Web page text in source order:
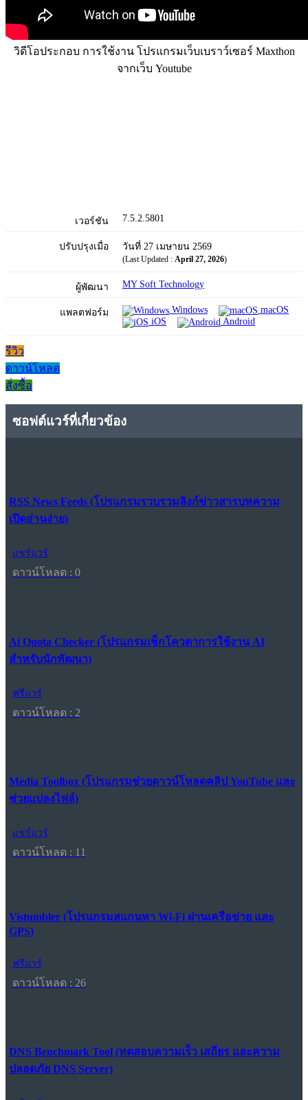
วิดีโอประกอบ การใช้งาน โปรแกรมเว็บเบราว์เซอร์ Maxthon
จากเว็บ Youtube
เวอร์ชัน 7.5.2.5801
ปรับปรุงเมื่อ วันที่ 27 เมษายน 2569
(Last Updated : April 27, 2026)
ผู้พัฒนา MY Soft Technology
แพลตฟอร์ม Windows
macOS
iOS
Android
รีวิว
ดาวน์โหลด
สั่งซื้อ
ซอฟต์แวร์ที่เกี่ยวข้อง
RSS News Feeds (โปรแกรมรวบรวมลิงก์ข่าวสารบทความ
เปิดอ่านง่าย)
แชร์แวร์
ดาวน์โหลด : 0
Ai Quota Checker (โปรแกรมเช็กโควตาการใช้งาน AI
สำหรับนักพัฒนา)
ฟรีแวร์
ดาวน์โหลด : 2
Media Toolbox (โปรแกรมช่วยดาวน์โหลดคลิป YouTube และ
ช่วยแปลงไฟล์)
แชร์แวร์
ดาวน์โหลด : 11
Vistumbler (โปรแกรมสแกนหา Wi-Fi ผ่านเครือข่าย และ
GPS)
ฟรีแวร์
ดาวน์โหลด : 26
DNS Benchmark Tool (ทดสอบความเร็ว เสถียร และความ
ปลอดภัย DNS Server)